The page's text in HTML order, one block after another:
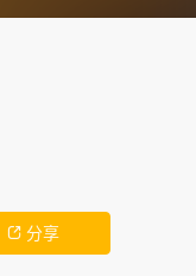
 分享